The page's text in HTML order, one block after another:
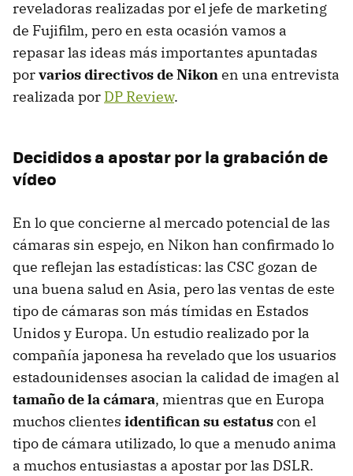
reveladoras realizadas por el jefe de marketing
de Fujifilm, pero en esta ocasión vamos a
repasar las ideas más importantes apuntadas
porvarios directivos de Nikonen una entrevista
realizada por DP Review.
Decididos a apostar por la grabación de
vídeo
En lo que concierne al mercado potencial de las
cámaras sin espejo, en Nikon han confirmado lo
que reflejan las estadísticas: las CSC gozan de
una buena salud en Asia, pero las ventas de este
tipo de cámaras son más tímidas en Estados
Unidos y Europa. Un estudio realizado por la
compañía japonesa ha revelado que los usuarios
estadounidenses asocian la calidad de imagen al
tamaño de la cámara, mientras que en Europa
muchos clientes identifican su estatuscon el
tipo de cámara utilizado, lo que a menudo anima
a muchos entusiastas a apostar por las DSLR.